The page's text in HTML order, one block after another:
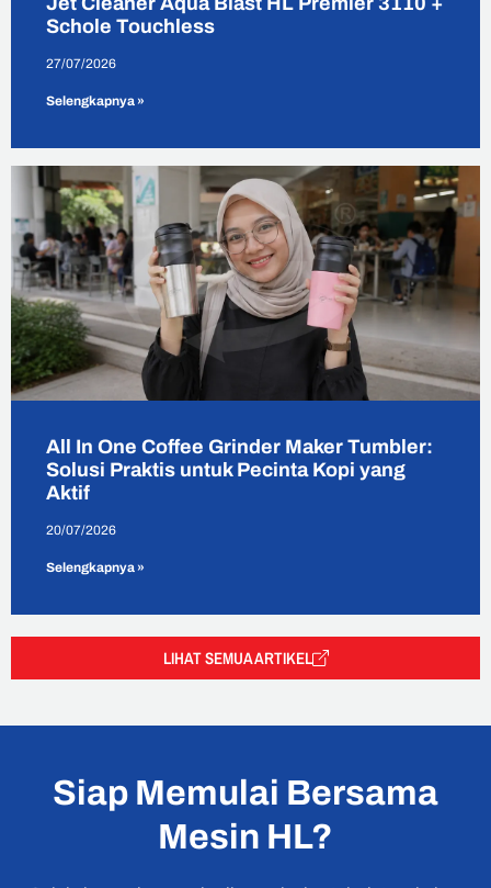
Schole Touchless
27/07/2026
Selengkapnya »
All In One Coffee Grinder Maker Tumbler:
Solusi Praktis untuk Pecinta Kopi yang
Aktif
20/07/2026
Selengkapnya »
LIHAT SEMUA ARTIKEL
Siap Memulai Bersama
Mesin HL?